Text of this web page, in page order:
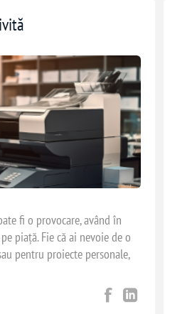
fi o provocare, având în
piață. Fie că ai nevoie de o
pentru proiecte personale,
pentru a face cea mai
tău. Acest mic ghid sub formă
este cel mai potrivit